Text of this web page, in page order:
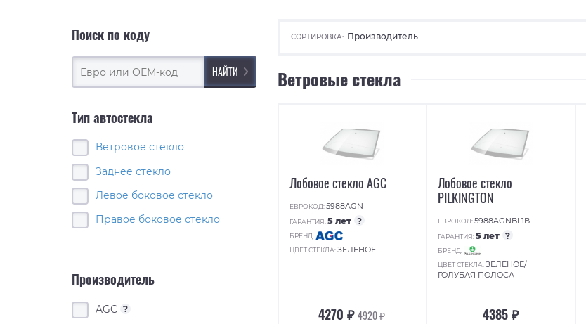
Поиск по коду
Тип автостекла
Ветровое стекло
Заднее стекло
Левое боковое стекло
Правое боковое стекло
Производитель
AGC ?
СОРТИРОВКА: Производитель
Ветровые стекла
Лобовое стекло AGC
ЕВРОКОД:5988AGN
ГАРАНТИЯ:5 лет ?
БРЕНД:
ЦВЕТ СТЕКЛА:ЗЕЛЕНОЕ
4270 ₽4920 ₽
Лобовое стекло
PILKINGTON
ЕВРОКОД:5988AGNBL1B
ГАРАНТИЯ:5 лет ?
БРЕНД:
ЦВЕТ СТЕКЛА:ЗЕЛЕНОЕ/
ГОЛУБАЯ ПОЛОСА
4385 ₽